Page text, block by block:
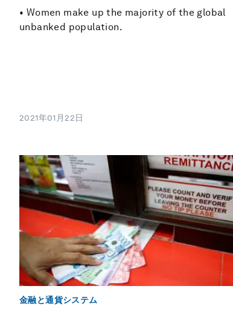
• Women make up the majority of the global
unbanked population.
2021年01月22日
金融と通貨システム